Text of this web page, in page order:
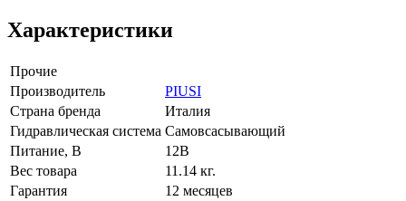
Характеристики
Прочие
Производитель
PIUSI
Страна бренда
Италия
Гидравлическая система Cамовсасывающий
Питание, В
12В
Вес товара
11.14 кг.
Гарантия
12 месяцев